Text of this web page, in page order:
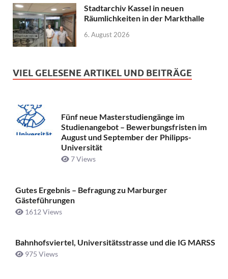
Stadtarchiv Kassel in neuen
Räumlichkeiten in der Markthalle
6. August 2026
VIEL GELESENE ARTIKEL UND BEITRÄGE
Fünf neue Masterstudiengänge im
Studienangebot – Bewerbungsfristen im
August und September der Philipps-
Universität
7 Views
Gutes Ergebnis – Befragung zu Marburger
Gästeführungen
1612 Views
Bahnhofsviertel, Universitätsstrasse und die IG MARSS
975 Views